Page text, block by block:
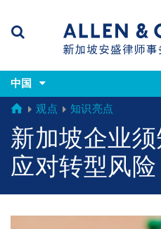
(accesskey
s)
x)
Search
中国
GLOBAL
观点 知识亮点
新加坡企业
应对转型风险